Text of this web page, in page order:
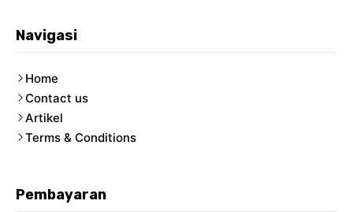
Navigasi
Home
Contact us
Artikel
Terms & Conditions
Pembayaran